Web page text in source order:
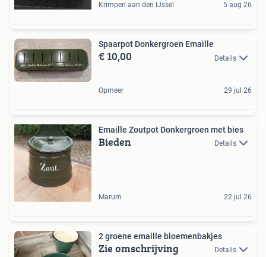
Krimpen aan den IJssel 5 aug 26
Spaarpot Donkergroen Emaille
€ 10,00 Details
Opmeer 29 jul 26
Emaille Zoutpot Donkergroen met bies
Bieden Details
Marum 22 jul 26
2 groene emaille bloemenbakjes
Zie omschrijving Details